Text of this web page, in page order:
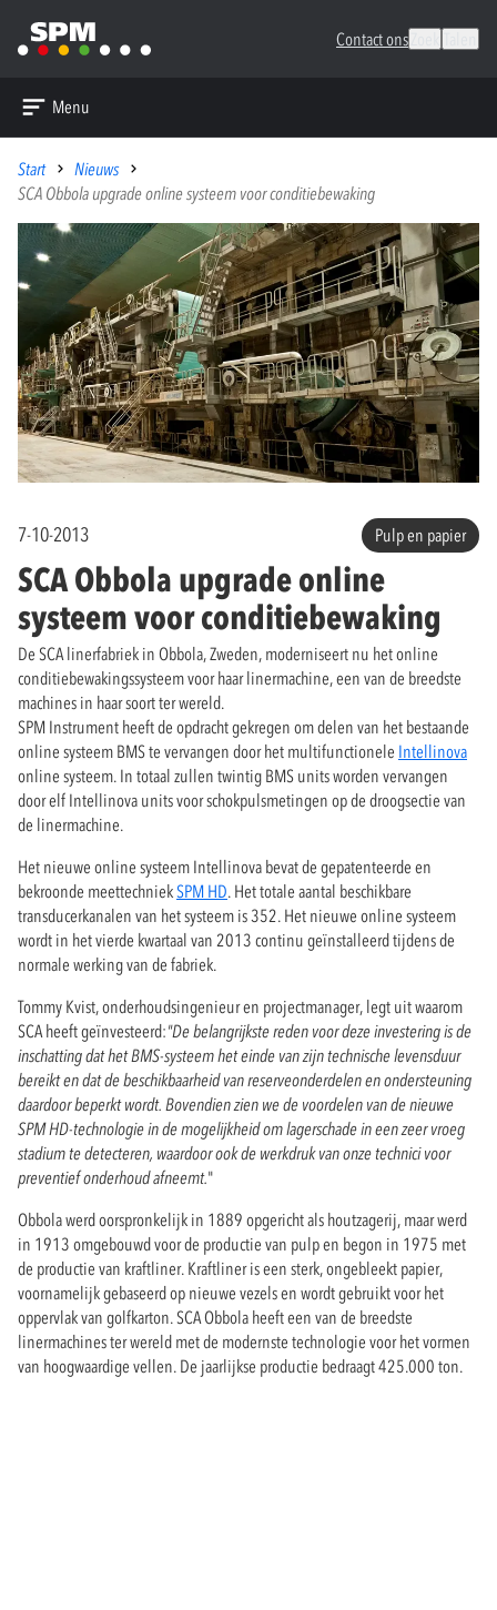
Contact ons
Menu
Start
Nieuws
SCA Obbola upgrade online systeem voor conditiebewaking
7-10-2013 Pulp en papier
SCA Obbola upgrade online
systeem voor conditiebewaking
De SCA linerfabriek in Obbola, Zweden, moderniseert nu het online
conditiebewakingssysteem voor haar linermachine, een van de breedste
machines in haar soort ter wereld.
SPM Instrument heeft de opdracht gekregen om delen van het bestaande
online systeem BMS te vervangen door het multifunctionele Intellinova
online systeem. In totaal zullen twintig BMS units worden vervangen
door elf Intellinova units voor schokpulsmetingen op de droogsectie van
de linermachine.
Het nieuwe online systeem Intellinova bevat de gepatenteerde en
bekroonde meettechniekSPM HD. Het totale aantal beschikbare
transducerkanalen van het systeem is 352. Het nieuwe online systeem
wordt in het vierde kwartaal van 2013 continu geïnstalleerd tijdens de
normale werking van de fabriek.
Tommy Kvist, onderhoudsingenieur en projectmanager, legt uit waarom
SCA heeft geïnvesteerd:"De belangrijkste reden voor deze investering is de
inschatting dat het BMS-systeem het einde van zĳn technische levensduur
bereikt en dat de beschikbaarheid van reserveonderdelen en ondersteuning
daardoor beperkt wordt. Bovendien zien we de voordelen van de nieuwe
SPM HD-technologie in de mogelijkheid om lagerschade in een zeer vroeg
stadium te detecteren, waardoor ook de werkdruk van onze technici voor
preventief onderhoud afneemt."
Obbola werd oorspronkelijk in 1889 opgericht als houtzagerij, maar werd
in 1913 omgebouwd voor de productie van pulp en begon in 1975 met
de productie van kraftliner. Kraftliner is een sterk, ongebleekt papier,
voornamelijk gebaseerd op nieuwe vezels en wordt gebruikt voor het
oppervlak van golfkarton. SCA Obbola heeft een van de breedste
linermachines ter wereld met de modernste technologie voor het vormen
van hoogwaardige vellen. De jaarlijkse productie bedraagt 425.000 ton.